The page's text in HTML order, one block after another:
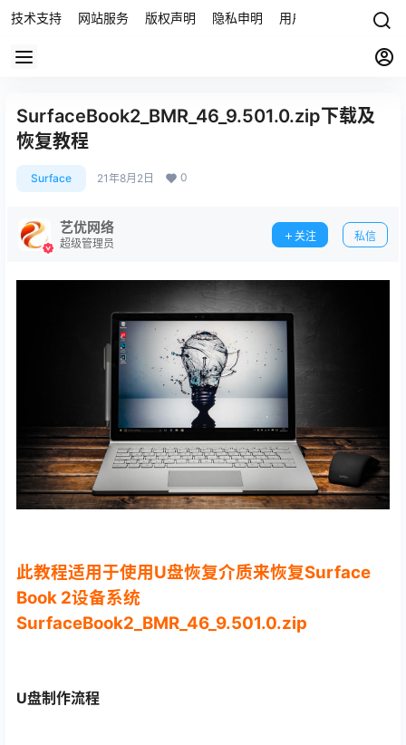
技术支持 网站服务 版权声明 隐私申明 用户协议 联系我们
SurfaceBook2_BMR_46_9.501.0.zip下载及
恢复教程
Surface 21年8月2日 0
艺优网络
超级管理员
关注 私信
此教程适用于使用U盘恢复介质来恢复Surface
Book 2设备系统
SurfaceBook2_BMR_46_9.501.0.zip
U盘制作流程